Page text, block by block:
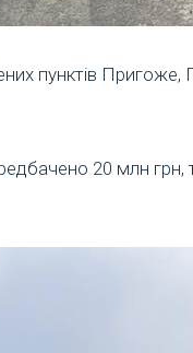
пунктів Пригоже,
20 млн грн,